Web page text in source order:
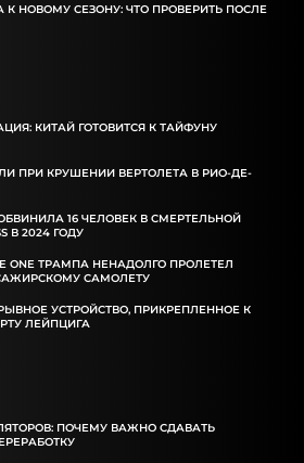
К НОВОМУ СЕЗОНУ: ЧТО ПРОВЕРИТЬ ПОСЛЕ
КИТАЙ ГОТОВИТСЯ К ТАЙФУНУ
ПРИ КРУШЕНИИ ВЕРТОЛЕТА В РИО-ДЕ-
16 ЧЕЛОВЕК В СМЕРТЕЛЬНОЙ
В 2024 ГОДУ
ONE ТРАМПА НЕНАДОЛГО ПРОЛЕТЕЛ
САМОЛЕТУ
УСТРОЙСТВО, ПРИКРЕПЛЕННОЕ К
ЛЕЙПЦИГА
ПОЧЕМУ ВАЖНО СДАВАТЬ